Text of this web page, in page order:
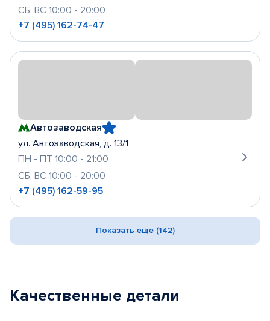
СБ, ВС 10:00 - 20:00
+7 (495) 162-74-47
Автозаводская
ул. Автозаводская, д. 13/1
ПН - ПТ 10:00 - 21:00
СБ, ВС 10:00 - 20:00
+7 (495) 162-59-95
Показать еще (142)
Качественные детали